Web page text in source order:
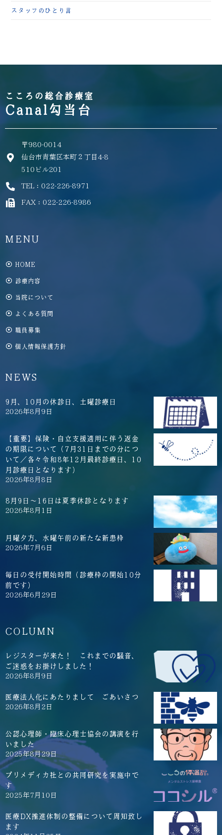
スタッフのひとり言
こころの総合診療室
Canal勾当台
〒980-0014
仙台市青葉区本町２丁目4-8
510ビル201
TEL：022-226-8971
FAX：022-226-8986
MENU
HOME
診療内容
当院について
よくある質問
職員募集
個人情報保護方針
NEWS
9月、10月の休診日、土曜診療日
2026年8月9日
【重要】保険・自立支援適用に伴う返金
の期限について（7月31日までの分につ
いて／各々令和8年12月最終診療日、10
月診療日となります）
2026年8月8日
8月9日～16日は夏季休診となります
2026年8月1日
月曜夕方、水曜午前の新たな新患枠
2026年7月6日
毎日の受付開始時間（診療枠の開始10分
前です）
2026年6月29日
COLUMN
レジスターが来た！ これまでの騒音、
ご迷惑をお掛けしました！
2026年8月9日
医療法人化にあたりまして ごあいさつ
2026年8月2日
公認心理師・臨床心理士協会の講演を行
いました
2025年8月29日
プリメディカ社との共同研究を実施中で
す
2025年7月10日
医療DX推進体制の整備について周知致し
ます